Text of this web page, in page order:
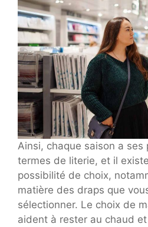
Ainsi, chaque saison a ses
termes de literie, et il
possibilité de choix,
matière des draps que
sélectionner. Le choix de
aident à rester au chaud